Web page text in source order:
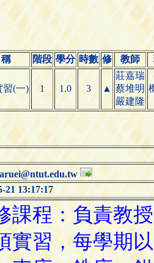
階段 學分 時數 修 教師
習(一) 1 1.0 3 ▲
莊嘉瑞
蔡堆明
嚴建隆
21 13:17:17